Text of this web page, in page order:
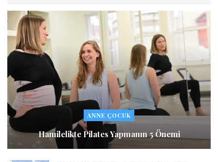
ANNE ÇOCUK
Hamilelikte Pilates Yapmanın 5 Önemi